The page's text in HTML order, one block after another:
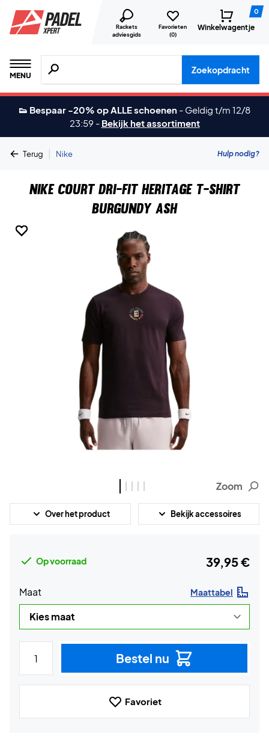
Rackets
adviesgids
Favorieten
(0)
0
Winkelwagentje
MENU
Zoeken naar producten, merken etc.
Zoekopdracht
👟 Bespaar -20% op ALLE schoenen - Geldig t/m 12/8
23:59 - Bekijk het assortiment
Terug | Nike Hulp nodig?
Nike Court Dri-FIT Heritage T-shirt
Burgundy Ash
Zoom
Over het product Bekijk accessoires
Op voorraad 39,95 €
Maat Maattabel
Bestel nu
Favoriet